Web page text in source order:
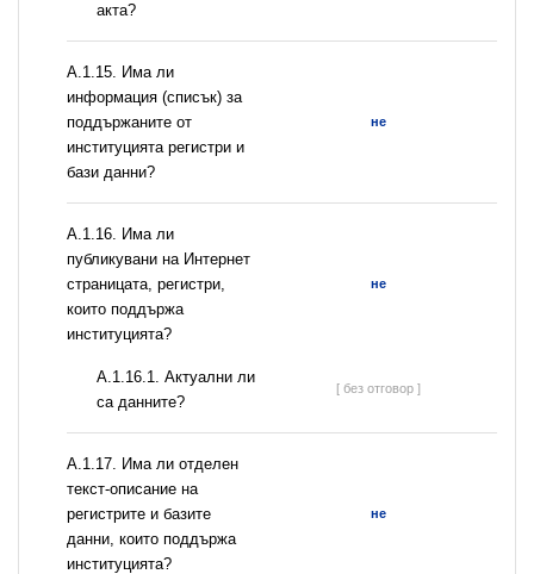
акта?
А.1.15. Има ли
информация (списък) за
поддържаните от
институцията регистри и
бази данни?
не
А.1.16. Има ли
публикувани на Интернет
страницата, регистри,
които поддържа
институцията?
не
A.1.16.1. Актуални ли
са данните?
[ без отговор ]
А.1.17. Има ли отделен
текст-описание на
регистрите и базите
данни, които поддържа
институцията?
не